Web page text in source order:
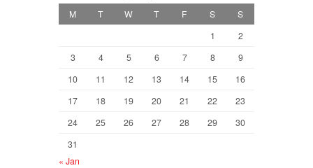
M
T W T F S
S
1
2
3
4 5 6 7 8
9
10
11 12 13 14 15
16
17
18 19 20 21 22
23
24
25 26 27 28 29
30
31
« Jan